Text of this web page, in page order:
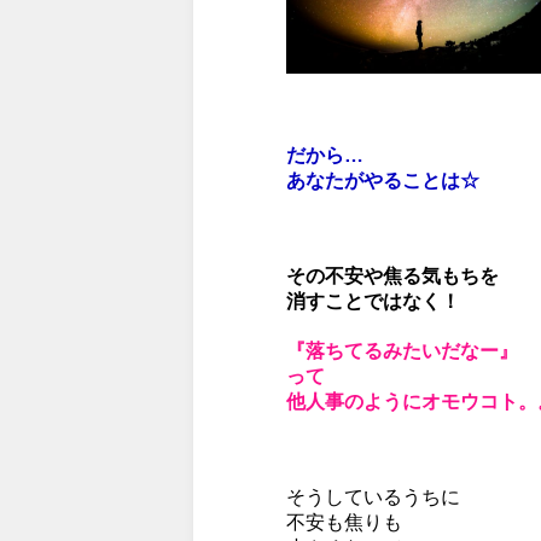
だから…
あなたがやることは☆
その不安や焦る気もちを
消すことではなく！
『落ちてるみたいだなー』
って
他人事のようにオモウコト。
そうしているうちに
不安も焦りも